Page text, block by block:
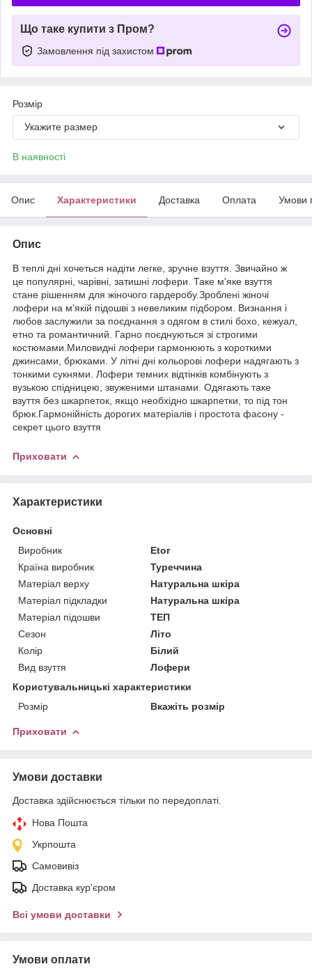
Що таке купити з Пром?
Замовлення під захистом
Розмір
Укажите размер
В наявності
Опис Характеристики Доставка Оплата Умови
Опис
В теплі дні хочеться надіти легке, зручне взуття. Звичайно ж
це популярні, чарівні, затишні лофери. Таке м'яке взуття
стане рішенням для жіночого гардеробу.Зроблені жіночі
лофери на м'якій підошві з невеликим підбором. Визнання і
любов заслужили за поєднання з одягом в стилі бохо, кежуал,
етно та романтичний. Гарно поєднуються зі строгими
костюмами.Миловидні лофери гармонюють з короткими
джинсами, брюками. У літні дні кольорові лофери надягають з
тонкими сукнями. Лофери темних відтінків комбінують з
вузькою спідницею, звуженими штанами. Одягають таке
взуття без шкарпеток, якщо необхідно шкарпетки, то під тон
брюк.Гармонійність дорогих матеріалів і простота фасону -
секрет цього взуття
Приховати
Характеристики
Основні
Виробник
Etor
Країна виробник
Туреччина
Матеріал верху
Натуральна шкіра
Матеріал підкладки
Натуральна шкіра
Матеріал підошви
ТЕП
Сезон
Літо
Колір
Білий
Вид взуття
Лофери
Користувальницькі характеристики
Розмір
Вкажіть розмір
Приховати
Умови доставки
Доставка здійснюється тільки по передоплаті.
Нова Пошта
Укрпошта
Самовивіз
Доставка кур'єром
Всі умови доставки
Умови оплати